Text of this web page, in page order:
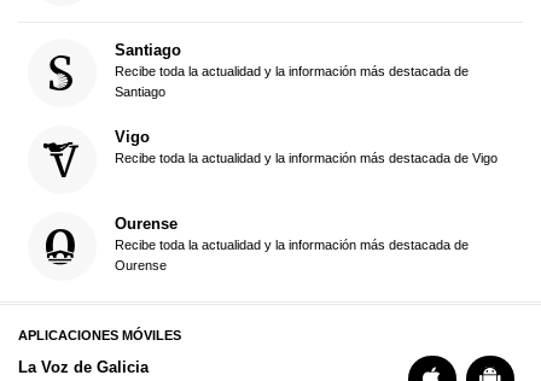
Santiago
Recibe toda la actualidad y la información más destacada de
Santiago
Vigo
Recibe toda la actualidad y la información más destacada de Vigo
Ourense
Recibe toda la actualidad y la información más destacada de
Ourense
APLICACIONES MÓVILES
La Voz de Galicia